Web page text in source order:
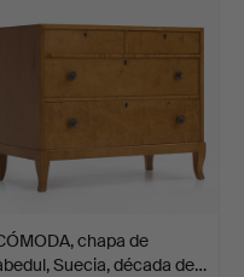
chapa de
Suecia, década de…